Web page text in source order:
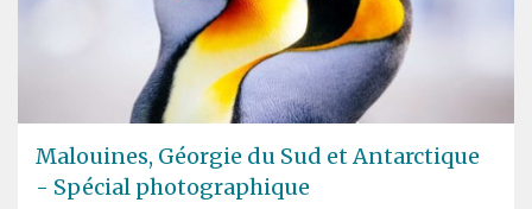
Malouines, Géorgie du Sud et Antarctique
- Spécial photographique